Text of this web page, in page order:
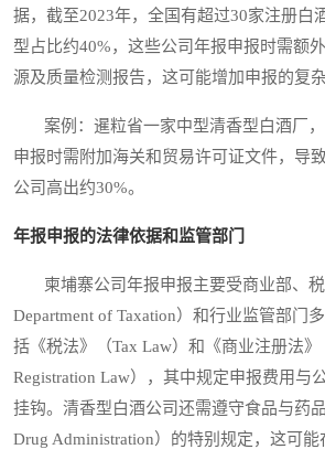
据，截至2023年，全国有超过30家注册白
型占比约40%，这些公司年报申报时需额
源及质量检测报告，这可能增加申报的复杂
案例：暹粒省一家中型清香型白酒厂，
申报时需附加海关和贸易许可证文件，导
公司高出约30%。
年报申报的法律依据和监管部门
柬埔寨公司年报申报主要受商业部、税
Department of Taxation）和行业监管部门
括《税法》（Tax Law）和《商业注册法》
Registration Law），其中规定申报费用与
挂钩。清香型白酒公司还需遵守食品与药
Drug Administration）的特别规定，这可